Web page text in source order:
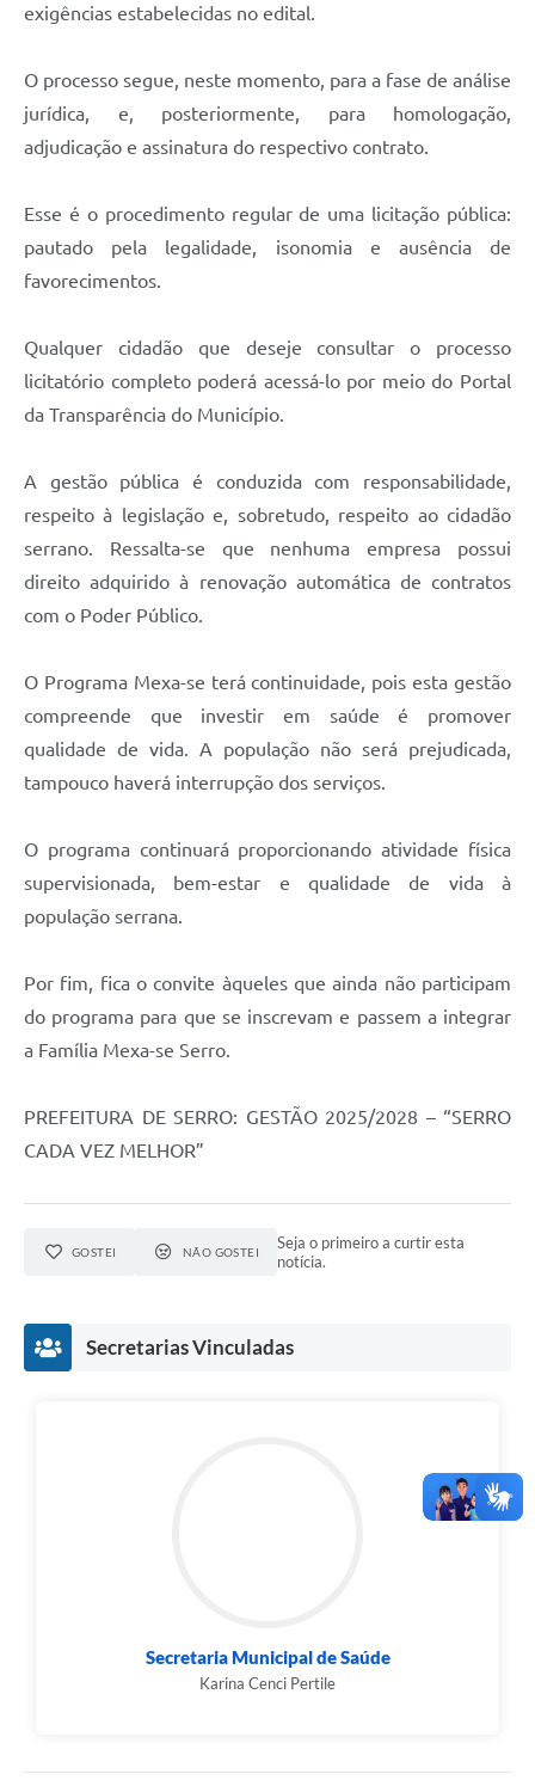
exigências estabelecidas no edital.
O processo segue, neste momento, para a fase de análise
jurídica, e, posteriormente, para homologação,
adjudicação e assinatura do respectivo contrato.
Esse é o procedimento regular de uma licitação pública:
pautado pela legalidade, isonomia e ausência de
favorecimentos.
Qualquer cidadão que deseje consultar o processo
licitatório completo poderá acessá-lo por meio do Portal
da Transparência do Município.
A gestão pública é conduzida com responsabilidade,
respeito à legislação e, sobretudo, respeito ao cidadão
serrano. Ressalta-se que nenhuma empresa possui
direito adquirido à renovação automática de contratos
com o Poder Público.
O Programa Mexa-se terá continuidade, pois esta gestão
compreende que investir em saúde é promover
qualidade de vida. A população não será prejudicada,
tampouco haverá interrupção dos serviços.
O programa continuará proporcionando atividade física
supervisionada, bem-estar e qualidade de vida à
população serrana.
Por fim, fica o convite àqueles que ainda não participam
do programa para que se inscrevam e passem a integrar
a Família Mexa-se Serro.
PREFEITURA DE SERRO: GESTÃO 2025/2028 – “SERRO
CADA VEZ MELHOR”
GOSTEI NÃO GOSTEI
Seja o primeiro a curtir esta
notícia.
Secretarias Vinculadas
Secretaria Municipal de Saúde
Karina Cenci Pertile